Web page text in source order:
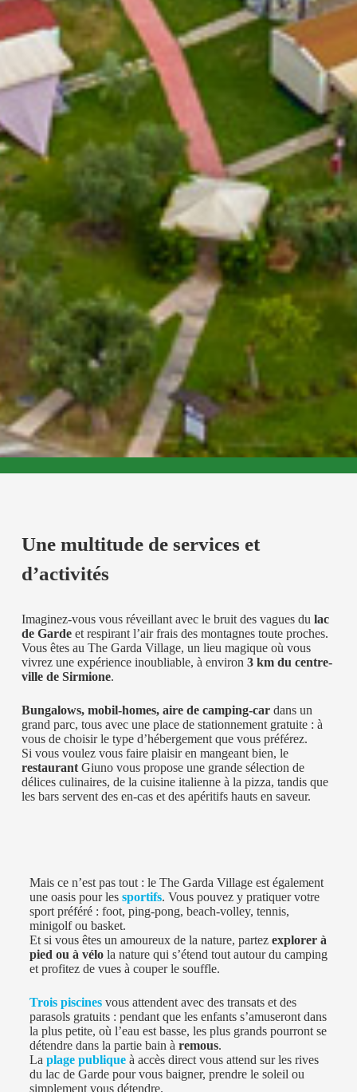
Une multitude de services et
d’activités
Imaginez-vous vous réveillant avec le bruit des vagues du lac
de Gardeet respirant l’air frais des montagnes toute proches.
Vous êtes au The Garda Village, un lieu magique où vous
vivrez une expérience inoubliable, à environ 3 km du centre-
ville de Sirmione.
Bungalows, mobil-homes, aire de camping-cardans un
grand parc, tous avec une place de stationnement gratuite : à
vous de choisir le type d’hébergement que vous préférez.
Si vous voulez vous faire plaisir en mangeant bien, le
restaurantGiuno vous propose une grande sélection de
délices culinaires, de la cuisine italienne à la pizza, tandis que
les bars servent des en-cas et des apéritifs hauts en saveur.
Mais ce n’est pas tout : le The Garda Village est également
une oasis pour les sportifs. Vous pouvez y pratiquer votre
sport préféré : foot, ping-pong, beach-volley, tennis,
minigolf ou basket.
Et si vous êtes un amoureux de la nature, partez explorer à
pied ou à vélola nature qui s’étend tout autour du camping
et profitez de vues à couper le souffle.
Trois piscinesvous attendent avec des transats et des
parasols gratuits : pendant que les enfants s’amuseront dans
la plus petite, où l’eau est basse, les plus grands pourront se
détendre dans la partie bain à remous.
La plage publiqueà accès direct vous attend sur les rives
du lac de Garde pour vous baigner, prendre le soleil ou
simplement vous détendre.